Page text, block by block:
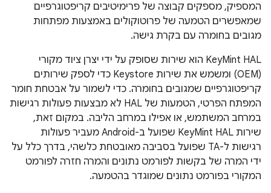
המספיק, מספקים קבוצה של פרימיטיבים קריפטוגרפיים
שמאפשרים הטמעה של פרוטוקולים באמצעות מפתחות
מגובים בחומרה עם בקרת גישה.
‫KeyMint HAL הוא שירות שסופק על ידי יצרן ציוד מקורי
(OEM) ומשמש את שירות Keystore כדי לספק שירותים
קריפטוגרפיים שמגובים בחומרה. כדי לשמור על אבטחת חומר
המפתח הפרטי, הטמעות של HAL לא מבצעות פעולות רגישות
במרחב המשתמש, או אפילו במרחב הליבה. במקום זאת,
שירות KeyMint HAL שפועל ב-Android מעביר פעולות
רגישות ל-TA שפועל בסביבה מאובטחת כלשהי, בדרך כלל על
ידי המרה של בקשות לפורמט נתונים והמרה חזרה לפורמט
המקורי בפורמט נתונים שמוגדר בהטמעה.